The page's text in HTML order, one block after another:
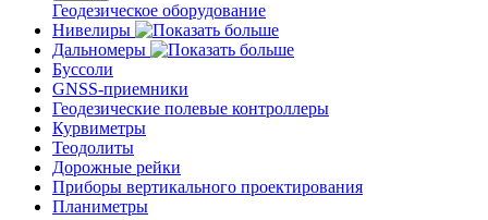
Геодезическое оборудование
Нивелиры
Дальномеры
Буссоли
GNSS-приемники
Геодезические полевые контроллеры
Курвиметры
Теодолиты
Дорожные рейки
Приборы вертикального проектирования
Планиметры